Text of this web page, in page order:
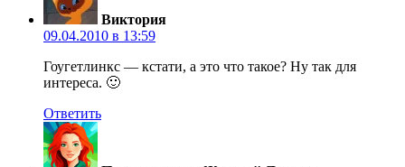
Виктория
09.04.2010 в 13:59
Гоугетлинкс — кстати, а это что такое? Ну так для
интереса. 🙂
Ответить